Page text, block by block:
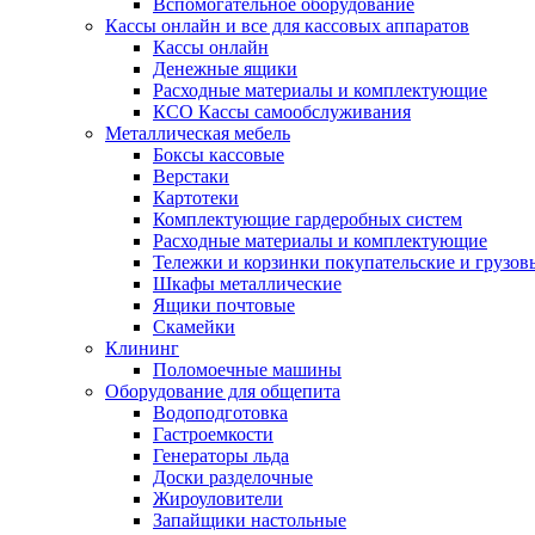
Вспомогательное оборудование
Кассы онлайн и все для кассовых аппаратов
Кассы онлайн
Денежные ящики
Расходные материалы и комплектующие
КСО Кассы самообслуживания
Металлическая мебель
Боксы кассовые
Верстаки
Картотеки
Комплектующие гардеробных систем
Расходные материалы и комплектующие
Тележки и корзинки покупательские и
Шкафы металлические
Ящики почтовые
Скамейки
Клининг
Поломоечные машины
Оборудование для общепита
Водоподготовка
Гастроемкости
Генераторы льда
Доски разделочные
Жироуловители
Запайщики настольные